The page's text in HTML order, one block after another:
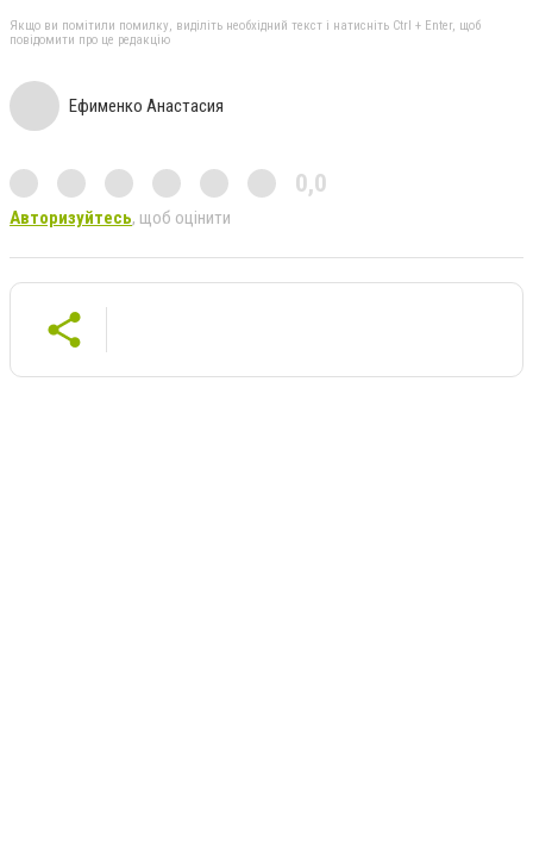
Якщо ви помітили помилку, виділіть необхідний текст і натисніть Ctrl + Enter, щоб
повідомити про це редакцію
Ефименко Анастасия
0,0
Авторизуйтесь, щоб оцінити